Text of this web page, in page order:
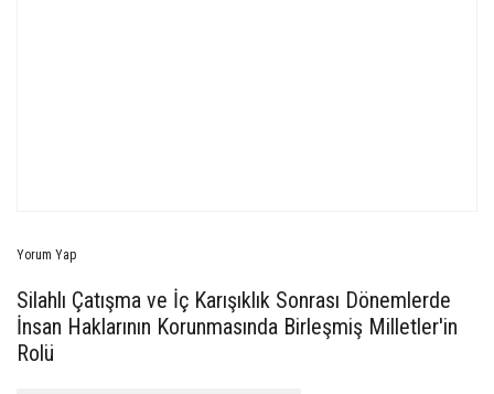
Yorum Yap
Silahlı Çatışma ve İç Karışıklık Sonrası Dönemlerde
İnsan Haklarının Korunmasında Birleşmiş Milletler'in
Rolü